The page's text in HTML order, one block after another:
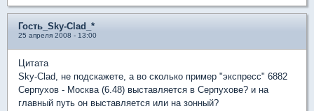
Гость_Sky-Clad_*
25 апреля 2008 - 13:00
Цитата
Sky-Clad, не подскажете, а во сколько пример "экспресс" 6882
Серпухов - Москва (6.48) выставляется в Серпухове? и на
главный путь он выставляется или на зонный?